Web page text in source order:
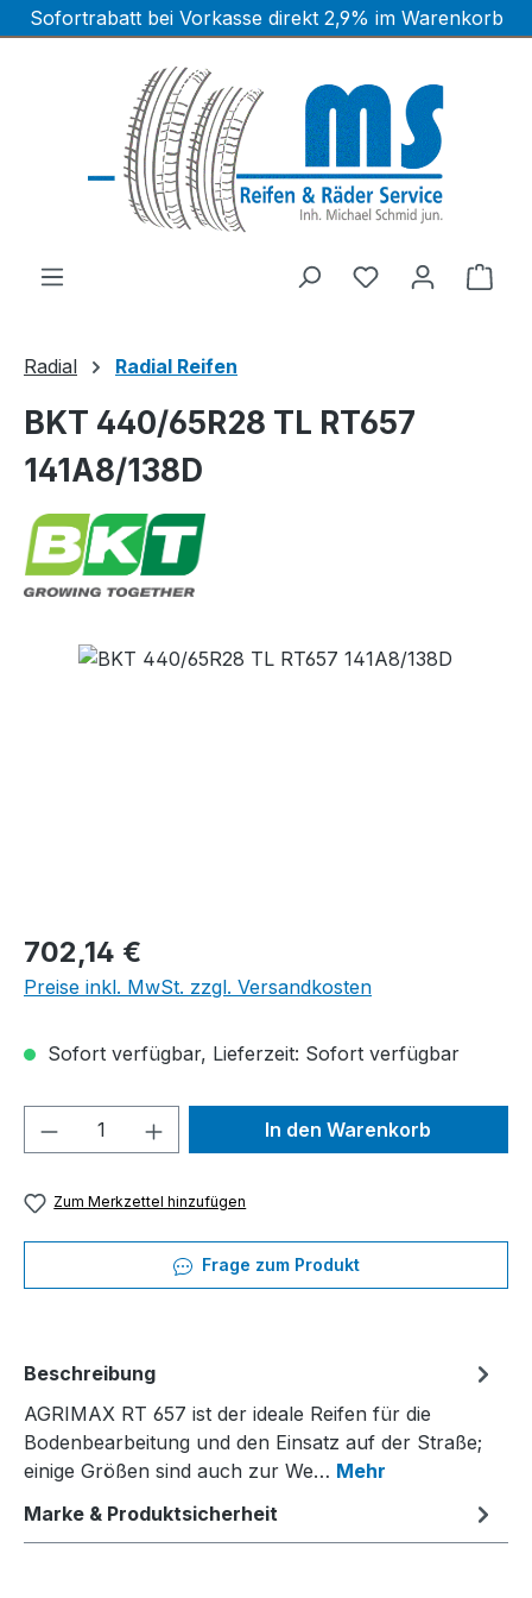
Zum Hauptinhalt springen
Sofortrabatt bei Vorkasse direkt 2,9% im Warenkorb
Radial Radial Reifen
BKT 440/65R28 TL RT657
141A8/138D
Bildergalerie überspringen
Regulärer Preis:
702,14 €
Preise inkl. MwSt. zzgl. Versandkosten
Sofort verfügbar, Lieferzeit: Sofort verfügbar
Produkt Anzahl: Gib denIn den Warenkorb
Zum Merkzettel hinzufügen
Frage zum Produkt
Beschreibung
AGRIMAX RT 657 ist der ideale Reifen für die
Bodenbearbeitung und den Einsatz auf der Straße;
einige Größen sind auch zur We… Mehr
Marke & Produktsicherheit